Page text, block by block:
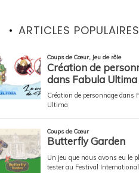
ARTICLES POPULAIRES